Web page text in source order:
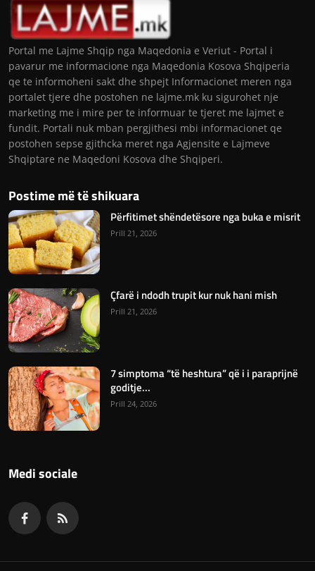
Portal me Lajme Shqip nga Maqedonia e Veriut - Portal i
pavarur me informacione nga Maqedonia Kosova Shqiperia
qe te informoheni sakt dhe shpejt Informacionet meren nga
portalet tjere dhe postohen ne lajme.mk ku sigurohet nje
marketing me i mire per te informuar te tjeret me lajmet e
fundit. Portali nuk mban pergjithesi mbi informacionet qe
postohen sepse gjithcka meret nga Agjensite e Lajmeve
Shqiptare ne Maqedoni Kosova dhe Shqiperi.
Postime më të shikuara
Përfitimet shëndetësore nga buka e misrit
Prill 21, 2026
Çfarë i ndodh trupit kur nuk hani mish
Prill 21, 2026
7 simptoma “të heshtura” që i i paraprijnë
goditje...
Prill 24, 2026
Medi sociale